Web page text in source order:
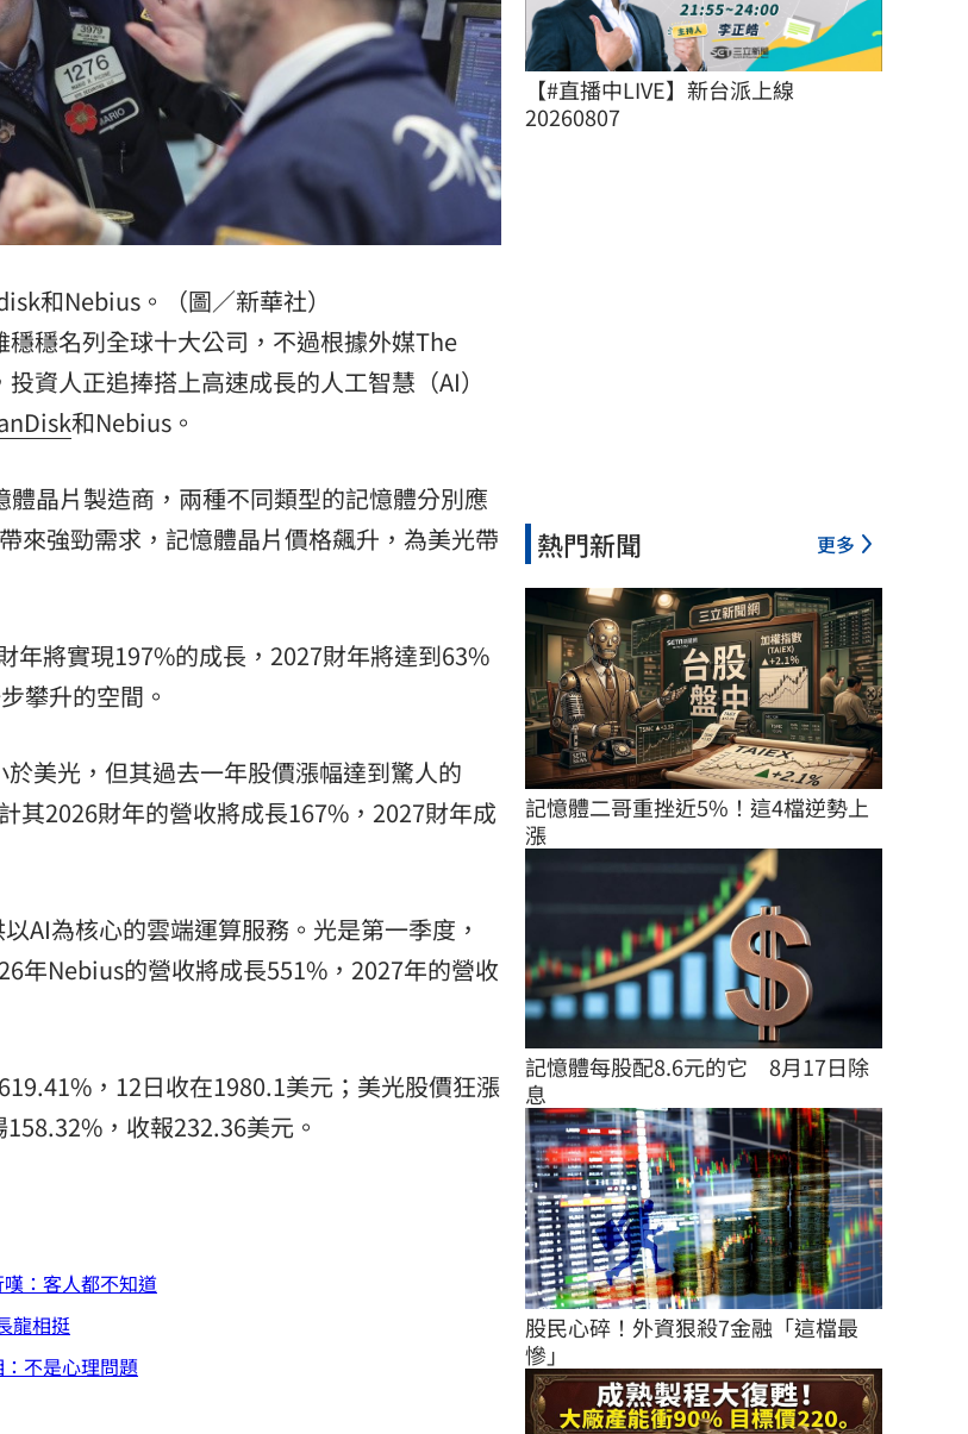
和Nebius。（圖／新華社）
穩名列全球十大公司，不過根據外媒The
資人正追捧搭上高速成長的人工智慧（AI）
和Nebius。
晶片製造商，兩種不同類型的記憶體分別應
來強勁需求，記憶體晶片價格飆升，為美光帶
年將實現197%的成長，2027財年將達到63%
攀升的空間。
美光，但其過去一年股價漲幅達到驚人的
其2026財年的營收將成長167%，2027財年成
AI為核心的雲端運算服務。光是第一季度，
年Nebius的營收將成長551%，2027年的營收
，12日收在1980.1美元；美光股價狂漲
，收報232.36美元。
：客人都不知道
龍相挺
不是心理問題
【#直播中LIVE】新台派上線
20260807
熱門新聞 更多
記憶體二哥重挫近5%！這4檔逆勢上
漲
記憶體每股配8.6元的它　8月17日除
息
股民心碎！外資狠殺7金融「這檔最
慘」